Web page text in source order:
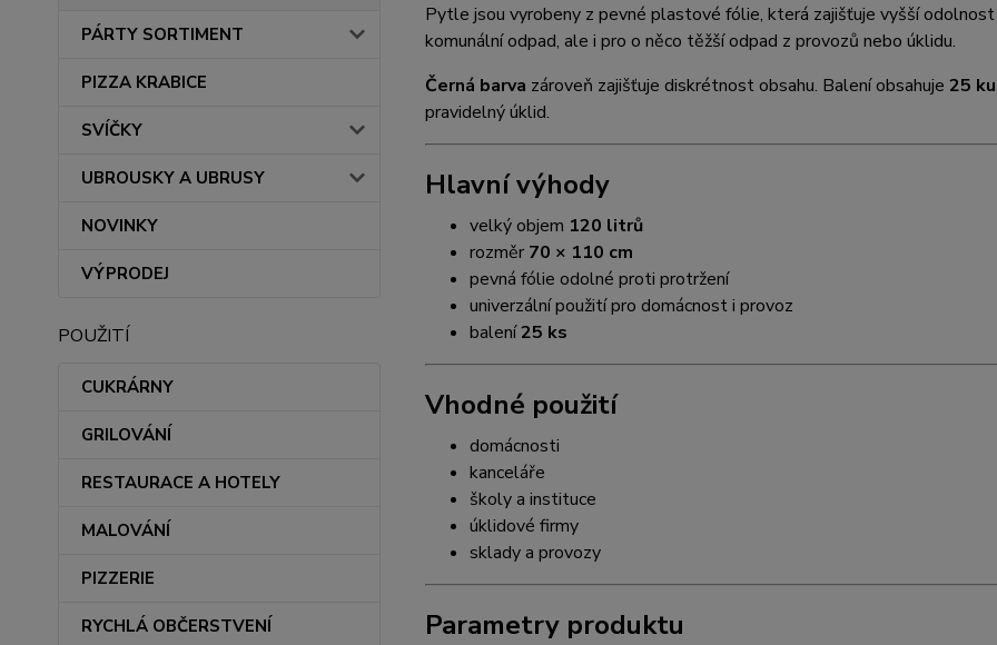
PÁRTY SORTIMENT
PIZZA KRABICE
SVÍČKY
UBROUSKY A UBRUSY
NOVINKY
VÝPRODEJ
POUŽITÍ
CUKRÁRNY
GRILOVÁNÍ
RESTAURACE A HOTELY
MALOVÁNÍ
PIZZERIE
RYCHLÁ OBČERSTVENÍ
Pytle jsou vyrobeny z pevné plastové fólie, která zajišťuje vyšší
komunální odpad, ale i pro o něco těžší odpad z provozů nebo úklidu.
Černá barva zároveň zajišťuje diskrétnost obsahu. Balení obsahuje 25
pravidelný úklid.
Hlavní výhody
velký objem 120 litrů
rozměr 70 × 110 cm
pevná fólie odolné proti protržení
univerzální použití pro domácnost i provoz
balení25 ks
Vhodné použití
domácnosti
kanceláře
školy a instituce
úklidové firmy
sklady a provozy
Parametry produktu